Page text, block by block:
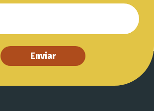
Enviar